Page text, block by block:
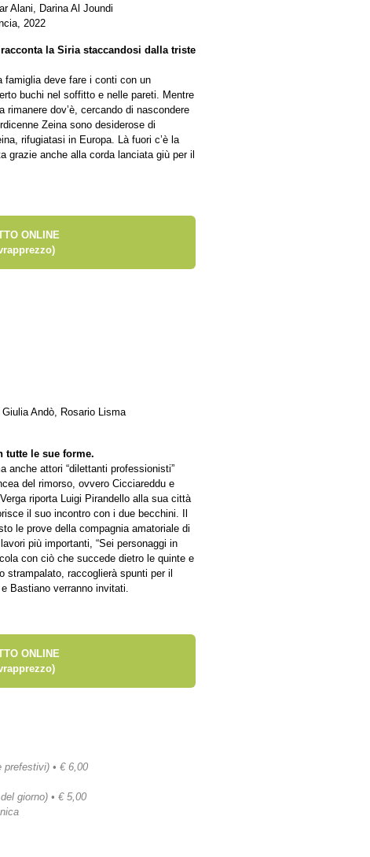
Alani, Darina Al Joundi
2022
la Siria staccandosi dalla triste
famiglia deve fare i conti con un
buchi nel soffitto e nelle pareti. Mentre
dov’è, cercando di nascondere
Zeina sono desiderose di
rifugiatasi in Europa. Là fuori c’è la
grazie anche alla corda lanciata giù per il
ONLINE
Andò, Rosario Lisma
tutte le sue forme.
anche attori “dilettanti professionisti”
del rimorso, ovvero Cicciareddu e
riporta Luigi Pirandello alla sua città
il suo incontro con i due becchini. Il
le prove della compagnia amatoriale di
più importanti, “Sei personaggi in
con ciò che succede dietro le quinte e
strampalato, raccoglierà spunti per il
Bastiano verranno invitati.
ONLINE
• € 6,00
giorno) • € 5,00